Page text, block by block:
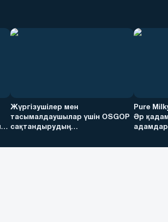
Жүргізушілер мен
тасымалдаушылар үшін OSGOP
сақтандырудың
Pure
Әр